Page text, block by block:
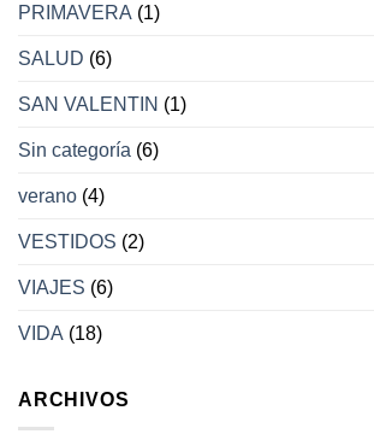
PRIMAVERA (1)
SALUD (6)
SAN VALENTIN (1)
Sin categoría (6)
verano (4)
VESTIDOS (2)
VIAJES (6)
VIDA (18)
ARCHIVOS